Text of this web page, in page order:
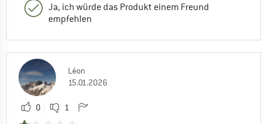
Ja, ich würde das Produkt einem Freund
empfehlen
Léon
15.01.2026
0 1